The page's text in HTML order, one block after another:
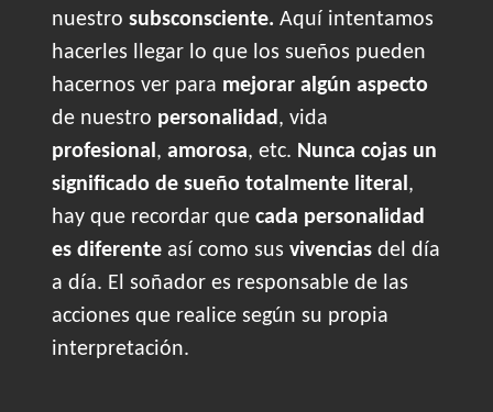
nuestro subsconsciente. Aquí intentamos
hacerles llegar lo que los sueños pueden
hacernos ver para mejorar algún aspecto
de nuestro personalidad, vida
profesional, amorosa, etc. Nunca cojas un
significado de sueño totalmente literal,
hay que recordar que cada personalidad
es diferente así como sus vivencias del día
a día. El soñador es responsable de las
acciones que realice según su propia
interpretación.